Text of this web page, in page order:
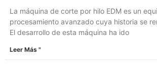
La máquina de corte por hilo EDM es un
procesamiento avanzado cuya historia se
El desarrollo de esta máquina ha ido
Leer Más "